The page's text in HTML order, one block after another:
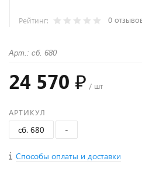
Рейтинг: 0
Арт.: сб. 680
24 570 ₽ / шт
АРТИКУЛ
сб. 680 -
Способы оплаты и доставки